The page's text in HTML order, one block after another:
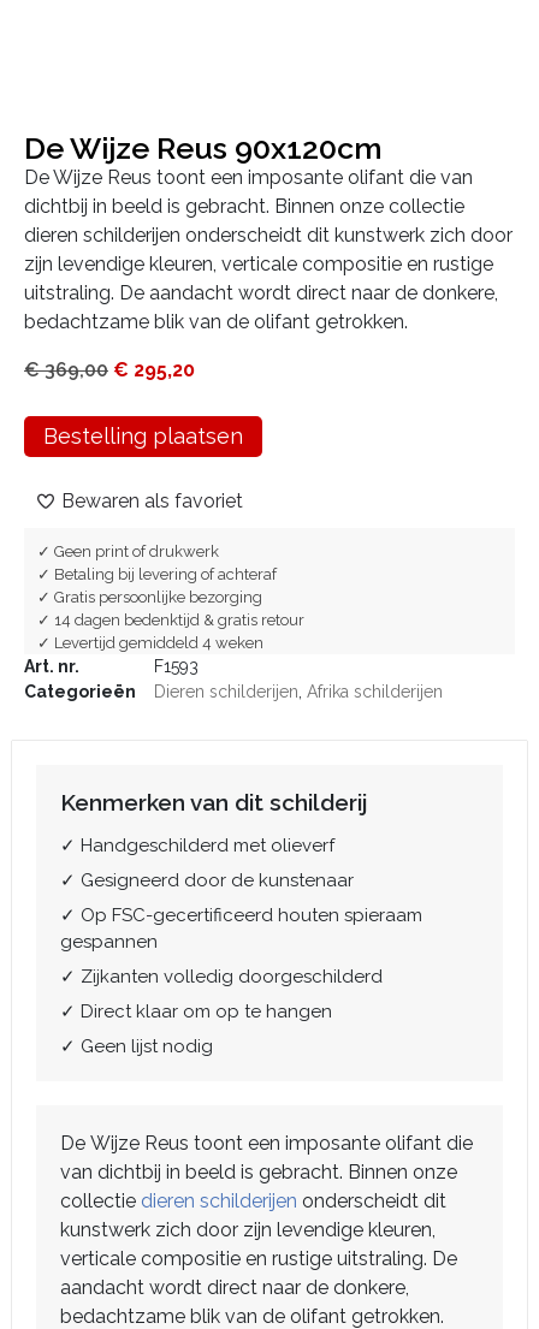
De Wijze Reus 90x120cm
De Wijze Reus toont een imposante olifant die van
dichtbij in beeld is gebracht. Binnen onze collectie
dieren schilderijen onderscheidt dit kunstwerk zich door
zijn levendige kleuren, verticale compositie en rustige
uitstraling. De aandacht wordt direct naar de donkere,
bedachtzame blik van de olifant getrokken.
€369,00 € 295,20
Bestelling plaatsen
Bewaren als favoriet
✓ Geen print of drukwerk
✓ Betaling bij levering of achteraf
✓ Gratis persoonlijke bezorging
✓ 14 dagen bedenktijd & gratis retour
✓ Levertijd gemiddeld 4 weken
Art. nr.
F1593
Categorieën
Dieren schilderijen Afrika schilderijen
Kenmerken van dit schilderij
✓ Handgeschilderd met olieverf
✓ Gesigneerd door de kunstenaar
✓ Op FSC-gecertificeerd houten spieraam
gespannen
✓ Zijkanten volledig doorgeschilderd
✓ Direct klaar om op te hangen
✓ Geen lijst nodig
De Wijze Reus toont een imposante olifant die
van dichtbij in beeld is gebracht. Binnen onze
collectie dieren schilderijen onderscheidt dit
kunstwerk zich door zijn levendige kleuren,
verticale compositie en rustige uitstraling. De
aandacht wordt direct naar de donkere,
bedachtzame blik van de olifant getrokken.